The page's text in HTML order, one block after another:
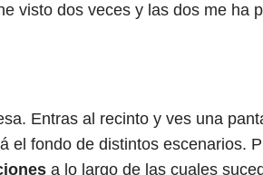
visto dos veces y las dos me ha
Entras al recinto y ves una
el fondo de distintos escenarios.
a lo largo de las cuales